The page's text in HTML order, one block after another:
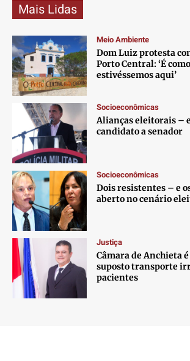
Mais Lidas
Meio Ambiente
Dom Luiz protesta
Porto Central: ‘É
estivéssemos aqui’
Socioeconômicas
Alianças eleitorais –
candidato a senador
Socioeconômicas
Dois resistentes – e
aberto no cenário
Justiça
Câmara de Anchieta
suposto transporte
pacientes